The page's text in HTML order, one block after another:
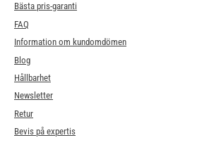
Bästa pris-garanti
FAQ
Information om kundomdömen
Blog
Hållbarhet
Newsletter
Retur
Bevis på expertis